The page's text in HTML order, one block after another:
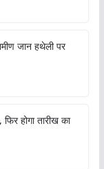
जान हथेली पर
होगा तारीख का